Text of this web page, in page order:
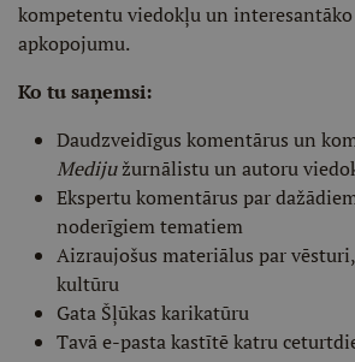
kompetentu viedokļu un
apkopojumu.
Ko tu saņemsi:
Daudzveidīgus komentārus un
Medijužurnālistu un autoru
Ekspertu komentārus par
noderīgiem tematiem
Aizraujošus materiālus par
kultūru
Gata Šļūkas karikatūru
Tavā e-pasta kastītē katru